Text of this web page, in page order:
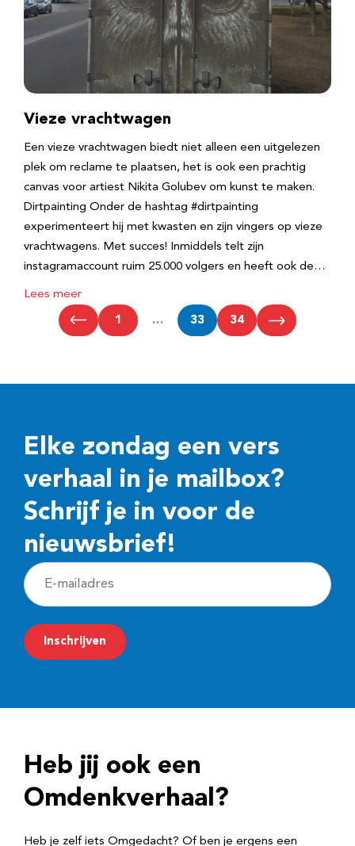
Vieze vrachtwagen
Een vieze vrachtwagen biedt niet alleen een uitgelezen
plek om reclame te plaatsen, het is ook een prachtig
canvas voor artiest Nikita Golubev om kunst te maken.
Dirtpainting Onder de hashtag #dirtpainting
experimenteert hij met kwasten en zijn vingers op vieze
vrachtwagens. Met succes! Inmiddels telt zijn
instagramaccount ruim 25.000 volgers en heeft ook de…
Lees meer
1 … 33 34
Elke zondag een vers
verhaal in je mailbox?
Schrijf je in voor de
nieuwsbrief!
E
-
m
a
r
e
Inschrijven
Heb jij ook een
Omdenkverhaal?
Heb je zelf iets Omgedacht? Of ben je ergens een